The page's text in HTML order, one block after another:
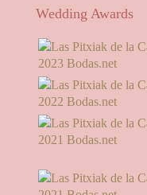
Wedding Awards